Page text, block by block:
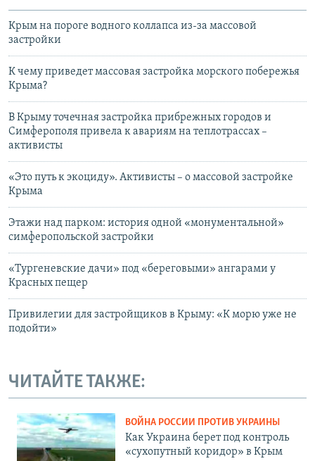
Крым на пороге водного коллапса из-за массовой
застройки
К чему приведет массовая застройка морского побережья
Крыма?
В Крыму точечная застройка прибрежных городов и
Симферополя привела к авариям на теплотрассах –
активисты
«Это путь к экоциду». Активисты – о массовой застройке
Крыма
Этажи над парком: история одной «монументальной»
симферопольской застройки
«Тургеневские дачи» под «береговыми» ангарами у
Красных пещер
Привилегии для застройщиков в Крыму: «К морю уже не
подойти»
ЧИТАЙТЕ ТАКЖЕ:
ВОЙНА РОССИИ ПРОТИВ УКРАИНЫ
Как Украина берет под контроль
«сухопутный коридор» в Крым